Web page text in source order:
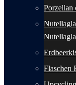
Porzellan
Flaschen